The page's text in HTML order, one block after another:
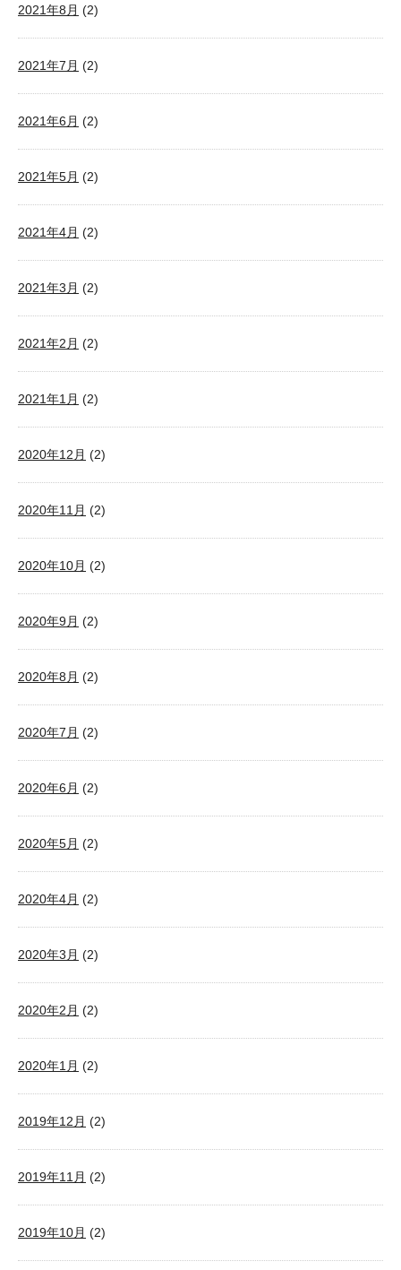
2021年8月 (2)
2021年7月 (2)
2021年6月 (2)
2021年5月 (2)
2021年4月 (2)
2021年3月 (2)
2021年2月 (2)
2021年1月 (2)
2020年12月 (2)
2020年11月 (2)
2020年10月 (2)
2020年9月 (2)
2020年8月 (2)
2020年7月 (2)
2020年6月 (2)
2020年5月 (2)
2020年4月 (2)
2020年3月 (2)
2020年2月 (2)
2020年1月 (2)
2019年12月 (2)
2019年11月 (2)
2019年10月 (2)